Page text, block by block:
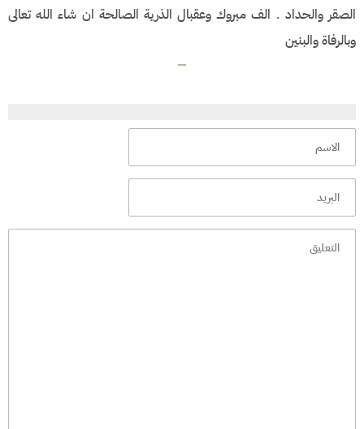
الصقر والحداد . الف مبروك وعقبال الذرية الصالحة ان شاء الله تعالى
وبالرفاة والبنين